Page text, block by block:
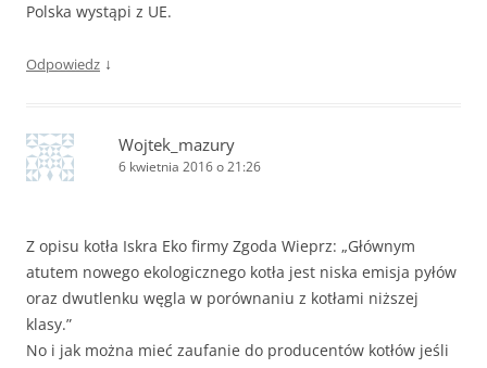
Polska wystąpi z UE.
Odpowiedz ↓
Wojtek_mazury
6 kwietnia 2016 o 21:26
Z opisu kotła Iskra Eko firmy Zgoda Wieprz: „Głównym
atutem nowego ekologicznego kotła jest niska emisja pyłów
oraz dwutlenku węgla w porównaniu z kotłami niższej
klasy.”
No i jak można mieć zaufanie do producentów kotłów jeśli